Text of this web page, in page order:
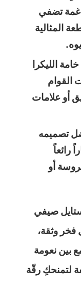
تضفي
المثالية
الليكرا
القوام
أو علامات
تصميمه
رائعاً
أو
صيفي
وثقة،
بين نعومة
لتمنحكِ رقّة